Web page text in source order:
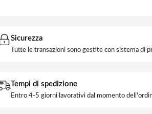
Sicurezza
Tutte le transazioni sono gestite con sistema di
Tempi di spedizione
Entro 4-5 giorni lavorativi dal momento